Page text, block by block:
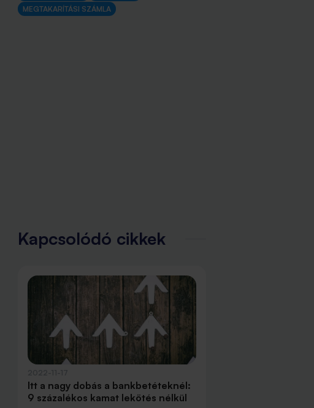
MEGTAKARÍTÁSI SZÁMLA
Kapcsolódó cikkek
Itt a nagy dobás a bankbetéteknél:
9 százalékos kamat lekötés nélkül